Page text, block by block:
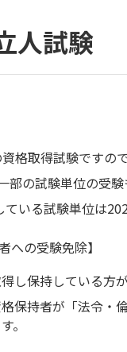
人試験
格取得試験ですの
部の試験単位の受
いる試験単位は
への受験免除】
し保持している方
保持者が「法令・
。